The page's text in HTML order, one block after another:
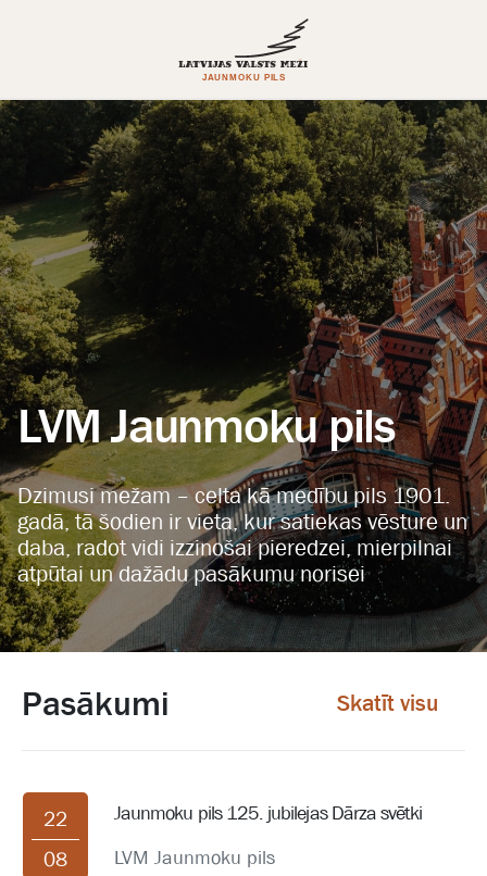
LVM Jaunmoku pils
Dzimusi mežam – celta kā medību pils 1901.
gadā, tā šodien ir vieta, kur satiekas vēsture un
daba, radot vidi izzinošai pieredzei, mierpilnai
atpūtai un dažādu pasākumu norisei
Pasākumi Skatīt visu
22
08
Jaunmoku pils 125. jubilejas Dārza svētki
LVM Jaunmoku pils